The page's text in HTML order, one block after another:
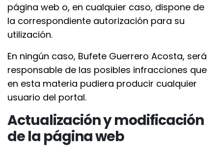
página web o, en cualquier caso, dispone de
la correspondiente autorización para su
utilización.
En ningún caso, Bufete Guerrero Acosta, será
responsable de las posibles infracciones que
en esta materia pudiera producir cualquier
usuario del portal.
Actualización y modificación
de la página web